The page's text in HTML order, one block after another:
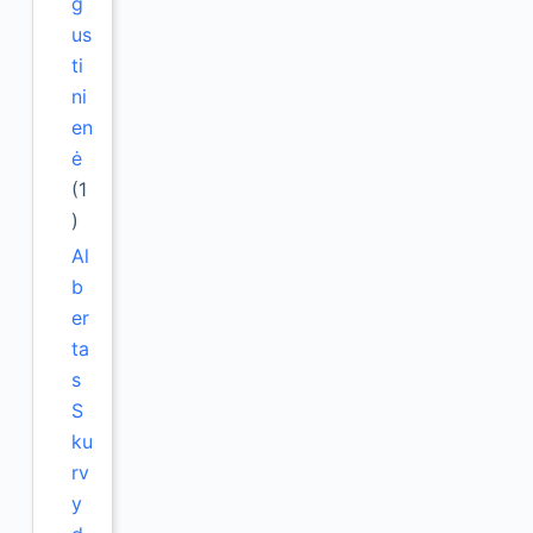
us
ti
ni
en
ė
(1
)
Al
b
er
ta
s
S
ku
rv
y